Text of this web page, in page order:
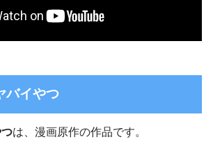
バイやつ
は、漫画原作の作品です。